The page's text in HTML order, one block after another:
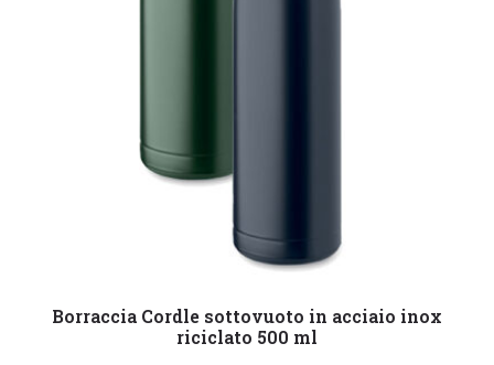
Leggi tutto
Borraccia Cordle sottovuoto in acciaio inox
riciclato 500 ml